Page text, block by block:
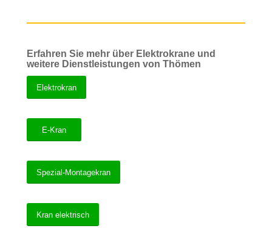
Erfahren Sie mehr über Elektrokrane und
weitere Dienstleistungen von Thömen
Elektrokran
E-Kran
Spezial-Montagekran
Kran elektrisch